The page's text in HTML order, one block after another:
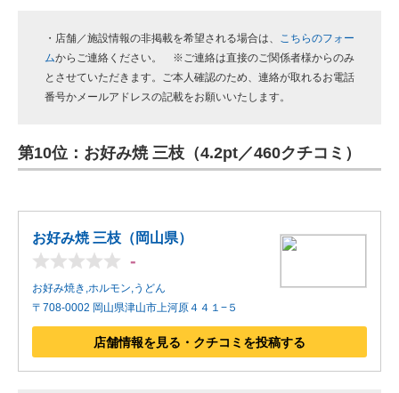
・店舗／施設情報の非掲載を希望される場合は、 こちらのフォー
ムからご連絡ください。 ※ご連絡は直接のご関係者様からのみ
とさせていただきます。ご本人確認のため、連絡が取れるお電話
番号かメールアドレスの記載をお願いいたします。
第10位：お好み焼 三枝（4.2pt／460クチコミ）
お好み焼 三枝（岡山県）
-
お好み焼き,ホルモン,うどん
〒708-0002 岡山県津山市上河原４４１−５
店舗情報を見る・クチコミを投稿する